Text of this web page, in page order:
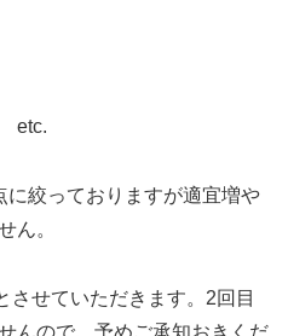
etc.
絞っておりますが適宜増や
ん。
せていただきます。2回目
んので、予めご承知おきくだ